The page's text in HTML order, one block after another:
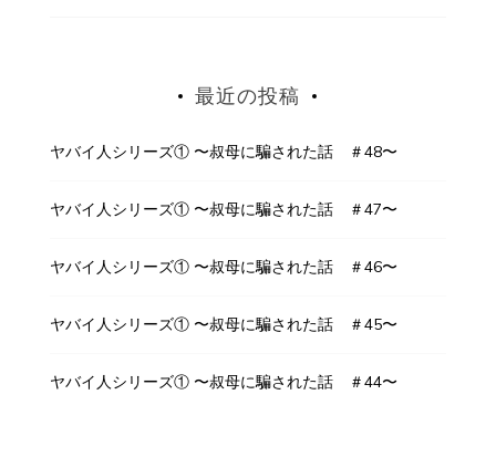
最近の投稿
ヤバイ人シリーズ① 〜叔母に騙された話 ＃48〜
ヤバイ人シリーズ① 〜叔母に騙された話 ＃47〜
ヤバイ人シリーズ① 〜叔母に騙された話 ＃46〜
ヤバイ人シリーズ① 〜叔母に騙された話 ＃45〜
ヤバイ人シリーズ① 〜叔母に騙された話 ＃44〜